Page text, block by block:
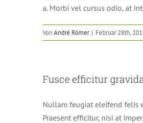
a. Morbi vel cursus odio, at
VonAndré Römer | Februar 28th,
Fusce efficitur
Nullam feugiat eleifend felis
Praesent efficitur, nisi at